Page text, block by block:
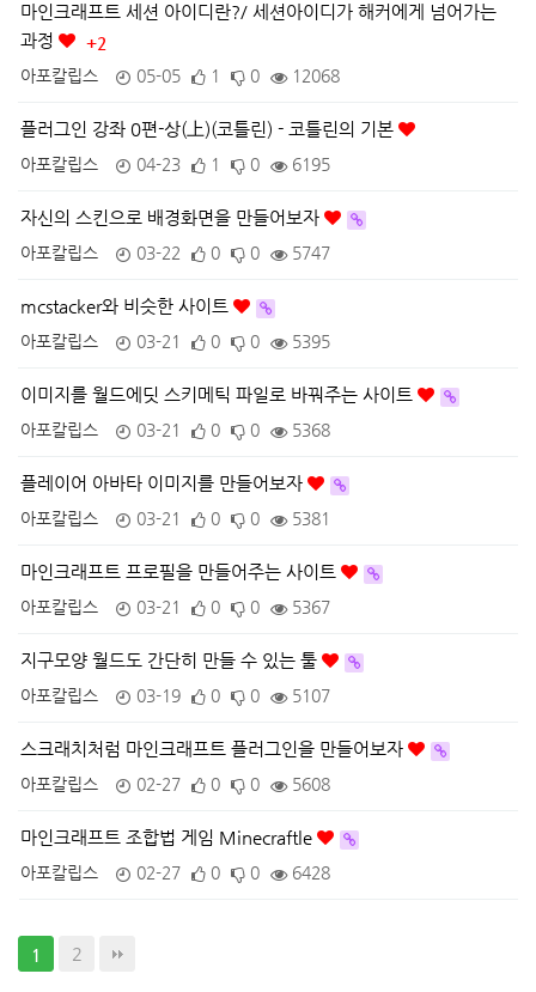
마인크래프트 세션 아이디란?/ 세션아이디가 해커에게 넘어가는
과정
+2
아포칼립스
05-05 1 0 12068
플러그인 강좌 0편-상(上)(코틀린) - 코틀린의 기본
아포칼립스 04-23 1 0 6195
자신의 스킨으로 배경화면을 만들어보자
아포칼립스 03-22 0 0 5747
mcstacker와 비슷한 사이트
아포칼립스 03-21 0 0 5395
이미지를 월드에딧 스키메틱 파일로 바꿔주는 사이트
아포칼립스 03-21 0 0 5368
플레이어 아바타 이미지를 만들어보자
아포칼립스 03-21 0 0 5381
마인크래프트 프로필을 만들어주는 사이트
아포칼립스 03-21 0 0 5367
지구모양 월드도 간단히 만들 수 있는 툴
아포칼립스 03-19 0 0 5107
스크래치처럼 마인크래프트 플러그인을 만들어보자
아포칼립스 02-27 0 0 5608
마인크래프트 조합법 게임 Minecraftle
아포칼립스 02-27 0 0 6428
1 2